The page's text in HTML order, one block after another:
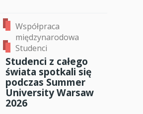
Współpraca
międzynarodowa
Studenci
Studenci z całego
świata spotkali się
podczas Summer
University Warsaw
2026